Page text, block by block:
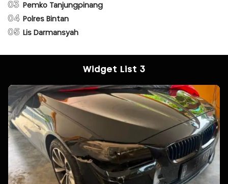
03 Pemko Tanjungpinang
04 Polres Bintan
05 Lis Darmansyah
Widget List 3